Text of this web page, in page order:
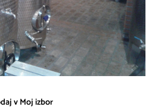
v Moj izbor